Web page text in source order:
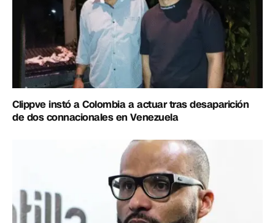
Clippve instó a Colombia a actuar tras desaparición
de dos connacionales en Venezuela